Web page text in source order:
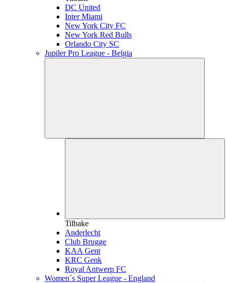
DC United
Inter Miami
New York City FC
New York Red Bulls
Orlando City SC
Jupiler Pro League - Belgia
Tilbake
Anderlecht
Club Brugge
KAA Gent
KRC Genk
Royal Antwerp FC
Women´s Super League - England